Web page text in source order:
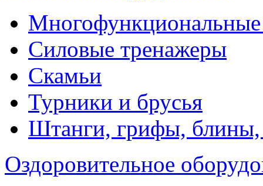
Силовые тренажеры
Скамьи
Турники и брусья
Штанги, грифы, блины,
Оздоровительное